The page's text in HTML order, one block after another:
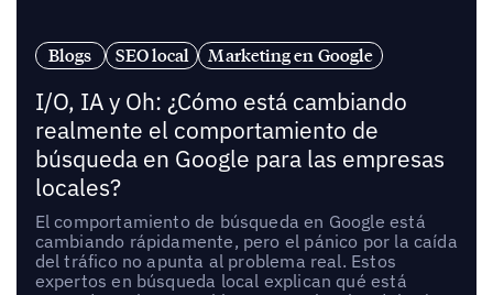
Blogs SEO local Marketing en Google
I/O, IA y Oh: ¿Cómo está cambiando
realmente el comportamiento de
búsqueda en Google para las empresas
locales?
El comportamiento de búsqueda en Google está
cambiando rápidamente, pero el pánico por la caída
del tráfico no apunta al problema real. Estos
expertos en búsqueda local explican qué está